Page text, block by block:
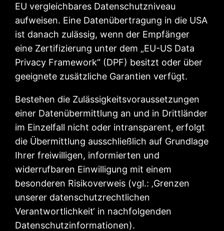
EU vergleichbares Datenschutzniveau
aufweisen. Eine Datenübertragung in die USA
ist danach zulässig, wenn der Empfänger
eine Zertifizierung unter dem „EU-US Data
Privacy Framework“ (DPF) besitzt oder über
geeignete zusätzliche Garantien verfügt.
Bestehen die Zulässigkeitsvoraussetzungen
einer Datenübermittlung an und in Drittländer
im Einzelfall nicht oder intransparent, erfolgt
die Übermittlung ausschließlich auf Grundlage
Ihrer freiwilligen, informierten und
widerrufbaren Einwilligung mit einem
besonderen Risikoverweis (vgl.: ‚Grenzen
unserer datenschutzrechtlichen
Verantwortlichkeit‘ in nachfolgenden
Datenschutzinformationen).